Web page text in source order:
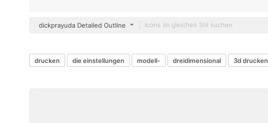
dickprayuda Detailed Outline
drucken die einstellungen modell- dreidimensional 3d drucken